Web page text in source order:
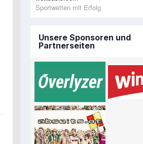
Sportwetten mit Erfolg
Unsere Sponsoren und
Partnerseiten